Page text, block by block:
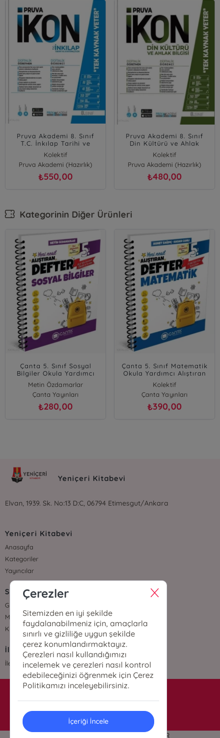
Pruva Akademi 8. Sınıf
T.C. İnkılap Tarihi ve
Atatürkçülük İkon Konu
Anlatımlı
Kolektif
Pruva Akademi (Hazırlık)
₺550,00
Pruva Akademi 8. Sınıf
Din Kültürü ve Ahlak
Bilgisi İkon Konu Anlatımlı
Kolektif
Pruva Akademi (Hazırlık)
₺480,00
Kategorinin Diğer Ürünleri
Çanta 5. Sınıf Sosyal
Bilgiler Okula Yardımcı
Alıştıran Defter
Metin Özdamarlar
Çanta Yayınları
₺280,00
Çanta 5. Sınıf Matematik
Okula Yardımcı Alıştıran
Defter 2024-2025
Kolektif
Çanta Yayınları
₺390,00
Yeniçeri Kitabevi
Elvan, 1939. Sk. No:13 D:C, 06794 Etimesgut/Ankara
Yeniçeri Kitabevi
Anasayfa
Kategoriler
Yayıncılar
Sözleşmeler
Gizlilik Sözleşmesi
Mesafeli Satış Sözleşmesi
Kullanıcı Sözleşmesi
İletişim
İletişim
info@yenicerikitabevi.com
© 2024 | TÜM HAKLARI SAKLIDIR
Çerezler
Sitemizden en iyi şekilde
faydalanabilmeniz için, amaçlarla
sınırlı ve gizliliğe uygun şekilde
çerez konumlandırmaktayız.
Çerezleri nasıl kullandığımızı
incelemek ve çerezleri nasıl kontrol
edebileceğinizi öğrenmek için Çerez
Politikamızı inceleyebilirsiniz.
İçeriği İncele